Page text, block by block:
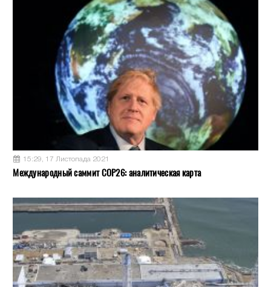
15:29, 17 Листопада 2021
Международный саммит COP26: аналитическая карта